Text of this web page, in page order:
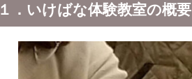
１．いけばな体験教室の概要